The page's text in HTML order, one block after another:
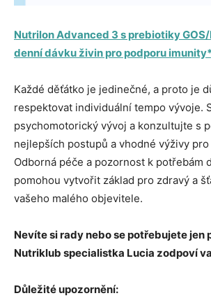
Nutrilon Advanced 3 s prebiotiky
denní dávku živin pro podporu imunity*
Každé děťátko je jedinečné, a proto je
respektovat individuální tempo vývoje.
psychomotorický vývoj a konzultujte s
nejlepších postupů a vhodné výživy pro
Odborná péče a pozornost k potřebám
pomohou vytvořit základ pro zdravý a
vašeho malého objevitele.
Nevíte si rady nebo se potřebujete jen
Nutriklub specialistka Lucia zodpoví
Důležité upozornění: